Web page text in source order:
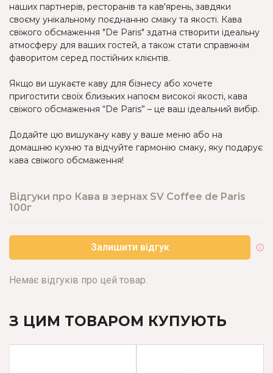
наших партнерів, ресторанів та кав'ярень, завдяки
своєму унікальному поєднанню смаку та якості. Кава
свіжого обсмаження "De Paris" здатна створити ідеальну
атмосферу для ваших гостей, а також стати справжнім
фаворитом серед постійних клієнтів.
Якщо ви шукаєте каву для бізнесу або хочете
пригостити своїх близьких напоєм високої якості, кава
свіжого обсмаження “De Paris” – це ваш ідеальний вибір.
Додайте цю вишукану каву у ваше меню або на
домашню кухню та відчуйте гармонію смаку, яку подарує
кава свіжого обсмаження!
Відгуки про Кава в зернах SV Coffee de Paris
100г
Залишити відгук
Немає відгуків про цей товар.
З ЦИМ ТОВАРОМ КУПУЮТЬ